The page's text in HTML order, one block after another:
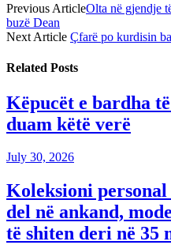
Previous ArticleOlta në gjendje
buzë Dean
Next Article Çfarë po kurdisin
Related Posts
Këpucët e bardha
duam këtë verë
July 30, 2026
Koleksioni
del në ankand,
të shiten deri në 35